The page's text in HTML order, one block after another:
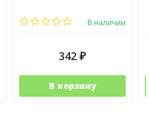
В наличии
342 ₽
В корзину